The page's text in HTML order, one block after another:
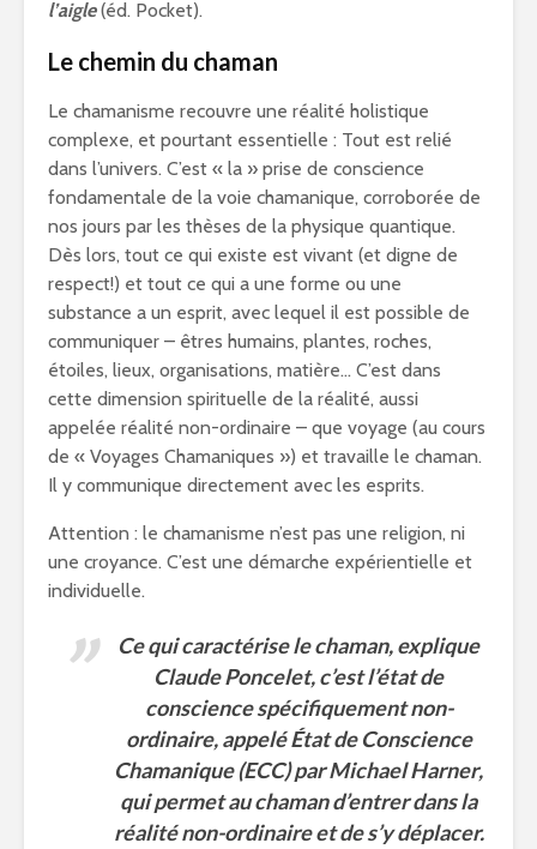
l’aigle(éd. Pocket).
Le chemin du chaman
Le chamanisme recouvre une réalité holistique
complexe, et pourtant essentielle : Tout est relié
dans l’univers. C’est « la » prise de conscience
fondamentale de la voie chamanique, corroborée de
nos jours par les thèses de la physique quantique.
Dès lors, tout ce qui existe est vivant (et digne de
respect!) et tout ce qui a une forme ou une
substance a un esprit, avec lequel il est possible de
communiquer – êtres humains, plantes, roches,
étoiles, lieux, organisations, matière… C’est dans
cette dimension spirituelle de la réalité, aussi
appelée réalité non-ordinaire – que voyage (au cours
de « Voyages Chamaniques ») et travaille le chaman.
Il y communique directement avec les esprits.
Attention : le chamanisme n’est pas une religion, ni
une croyance. C’est une démarche expérientielle et
individuelle.
Ce qui caractérise le chaman,explique
Claude Poncelet, c’est l’état de
conscience spécifiquement non-
ordinaire, appelé État de Conscience
Chamanique (ECC) parMichael Harner,
qui permet au chaman d’entrer dans la
réalité non-ordinaire et de s’y déplacer.